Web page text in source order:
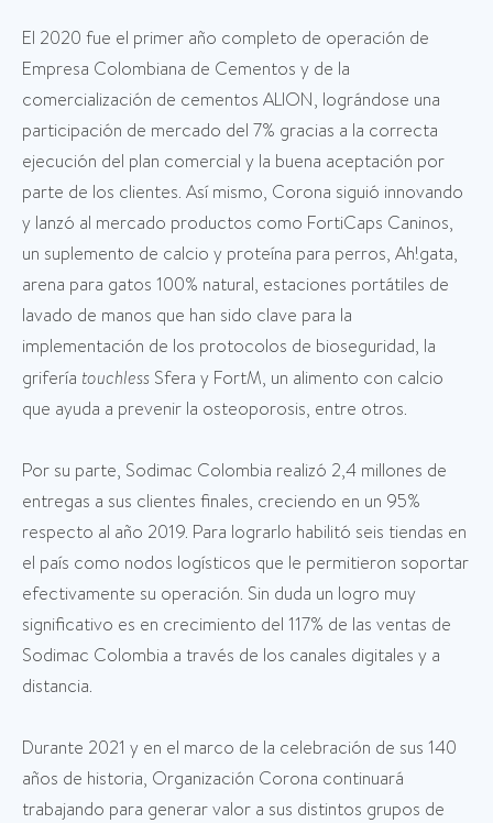
El 2020 fue el primer año completo de operación de
Empresa Colombiana de Cementos y de la
comercialización de cementos ALION, lográndose una
participación de mercado del 7% gracias a la correcta
ejecución del plan comercial y la buena aceptación por
parte de los clientes. Así mismo, Corona siguió innovando
y lanzó al mercado productos como FortiCaps Caninos,
un suplemento de calcio y proteína para perros, Ah!gata,
arena para gatos 100% natural, estaciones portátiles de
lavado de manos que han sido clave para la
implementación de los protocolos de bioseguridad, la
grifería touchless Sfera y FortM, un alimento con calcio
que ayuda a prevenir la osteoporosis, entre otros.
Por su parte, Sodimac Colombia realizó 2,4 millones de
entregas a sus clientes finales, creciendo en un 95%
respecto al año 2019. Para lograrlo habilitó seis tiendas en
el país como nodos logísticos que le permitieron soportar
efectivamente su operación. Sin duda un logro muy
significativo es en crecimiento del 117% de las ventas de
Sodimac Colombia a través de los canales digitales y a
distancia.
Durante 2021 y en el marco de la celebración de sus 140
años de historia, Organización Corona continuará
trabajando para generar valor a sus distintos grupos de